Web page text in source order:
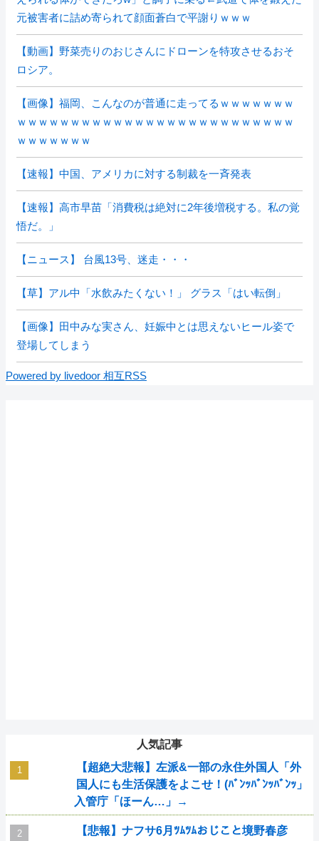
元被害者に詰め寄られて顔面蒼白で平謝りｗｗｗ
【動画】野菜売りのおじさんにドローンを特攻させるおそ
ロシア。
【画像】福岡、こんなのが普通に走ってるｗｗｗｗｗｗｗ
ｗｗｗｗｗｗｗｗｗｗｗｗｗｗｗｗｗｗｗｗｗｗｗｗｗｗ
ｗｗｗｗｗｗｗ
【速報】中国、アメリカに対する制裁を一斉発表
【速報】高市早苗「消費税は絶対に2年後増税する。私の覚
悟だ。」
【ニュース】 台風13号、迷走・・・
【草】アル中「水飲みたくない！」 グラス「はい転倒」
【画像】田中みな実さん、妊娠中とは思えないヒール姿で
登場してしまう
Powered by livedoor 相互RSS
人気記事
【超絶大悲報】左派&一部の永住外国人「外
国人にも生活保護をよこせ！(ﾊﾞﾝｯﾊﾞﾝｯﾊﾞﾝｯ」
入管庁「ほーん…」→
【悲報】ナフサ6月ﾂﾑﾂﾑおじこと境野春彦